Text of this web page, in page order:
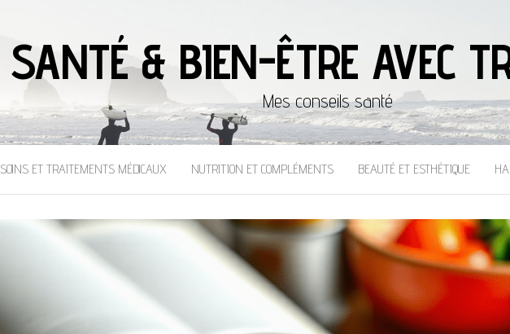
SANTÉ & BIEN-ÊTRE AVEC
Mes conseils santé
SOINS ET TRAITEMENTS MÉDICAUX NUTRITION ET COMPLÉMENTS BEAUTÉ ET ESTHÉTIQUE